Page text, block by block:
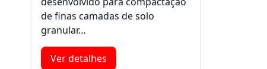
de finas camadas de solo
granular…
Ver detalhes